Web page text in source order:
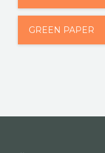
GREEN PAPER